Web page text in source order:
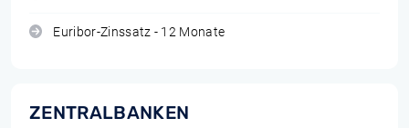
Euribor-Zinssatz - 12 Monate
ZENTRALBANKEN